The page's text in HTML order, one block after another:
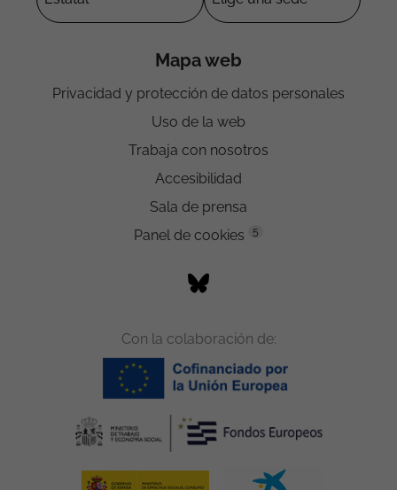
Mapa web
Privacidad y protección de datos personales
Uso de la web
Trabaja con nosotros
Accesibilidad
Sala de prensa
Panel de cookies
5
Con la colaboración de: